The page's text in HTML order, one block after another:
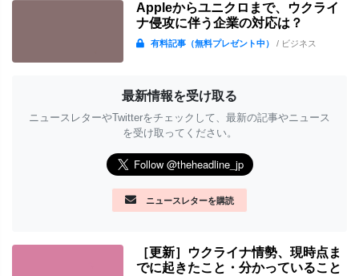
Appleからユニクロまで、ウクライ
ナ侵攻に伴う企業の対応は？
有料記事（無料プレゼント中）/ ビジネス
最新情報を受け取る
ニュースレターやTwitterをチェックして、最新の記事やニュース
を受け取ってください。
ニュースレターを購読
［更新］ウクライナ情勢、現時点ま
でに起きたこと・分かっていること